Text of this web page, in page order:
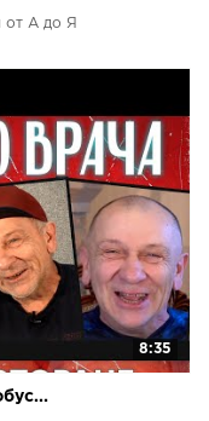
от А до Я
8:35